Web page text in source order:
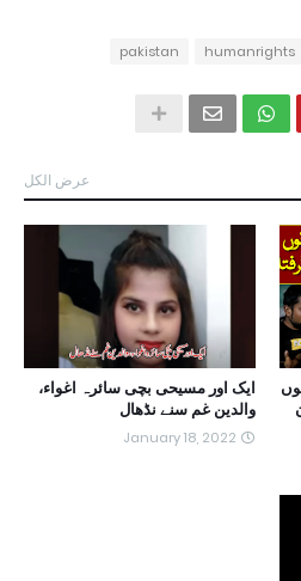
humanrights
pakistan
عرض الكل
ایک اور مسیحی بچی سائرہ اغواء،
والدین غم سنے نڈھال
January 18, 2022